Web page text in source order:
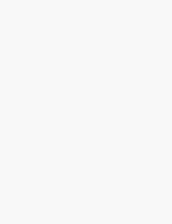
dans la region